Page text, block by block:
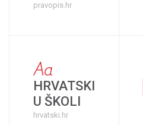
pravopis.hr
HRVATSKI
U ŠKOLI
hrvatski.hr